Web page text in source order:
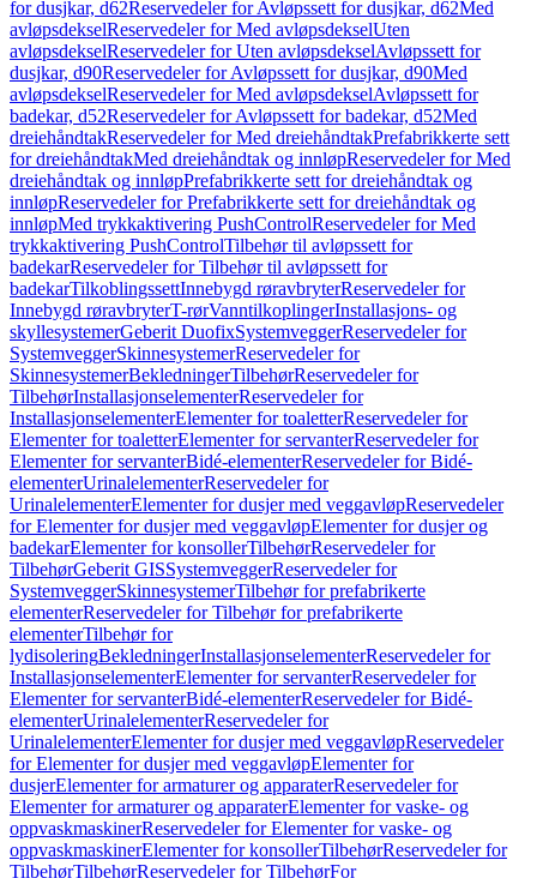
for dusjkar, d62Reservedeler for Avløpssett for dusjkar, d62Med
avløpsdekselReservedeler for Med avløpsdekselUten
avløpsdekselReservedeler for Uten avløpsdekselAvløpssett for
dusjkar, d90Reservedeler for Avløpssett for dusjkar, d90Med
avløpsdekselReservedeler for Med avløpsdekselAvløpssett for
badekar, d52Reservedeler for Avløpssett for badekar, d52Med
dreiehåndtakReservedeler for Med dreiehåndtakPrefabrikkerte sett
for dreiehåndtakMed dreiehåndtak og innløpReservedeler for Med
dreiehåndtak og innløpPrefabrikkerte sett for dreiehåndtak og
innløpReservedeler for Prefabrikkerte sett for dreiehåndtak og
innløpMed trykkaktivering PushControlReservedeler for Med
trykkaktivering PushControlTilbehør til avløpssett for
badekarReservedeler for Tilbehør til avløpssett for
badekarTilkoblingssettInnebygd røravbryterReservedeler for
Innebygd røravbryterT-rørVanntilkoplingerInstallasjons- og
skyllesystemerGeberit DuofixSystemveggerReservedeler for
SystemveggerSkinnesystemerReservedeler for
SkinnesystemerBekledningerTilbehørReservedeler for
TilbehørInstallasjonselementerReservedeler for
InstallasjonselementerElementer for toaletterReservedeler for
Elementer for toaletterElementer for servanterReservedeler for
Elementer for servanterBidé-elementerReservedeler for Bidé-
elementerUrinalelementerReservedeler for
UrinalelementerElementer for dusjer med veggavløpReservedeler
for Elementer for dusjer med veggavløpElementer for dusjer og
badekarElementer for konsollerTilbehørReservedeler for
TilbehørGeberit GISSystemveggerReservedeler for
SystemveggerSkinnesystemerTilbehør for prefabrikerte
elementerReservedeler for Tilbehør for prefabrikerte
elementerTilbehør for
lydisoleringBekledningerInstallasjonselementerReservedeler for
InstallasjonselementerElementer for servanterReservedeler for
Elementer for servanterBidé-elementerReservedeler for Bidé-
elementerUrinalelementerReservedeler for
UrinalelementerElementer for dusjer med veggavløpReservedeler
for Elementer for dusjer med veggavløpElementer for
dusjerElementer for armaturer og apparaterReservedeler for
Elementer for armaturer og apparaterElementer for vaske- og
oppvaskmaskinerReservedeler for Elementer for vaske- og
oppvaskmaskinerElementer for konsollerTilbehørReservedeler for
TilbehørTilbehørReservedeler for TilbehørFor